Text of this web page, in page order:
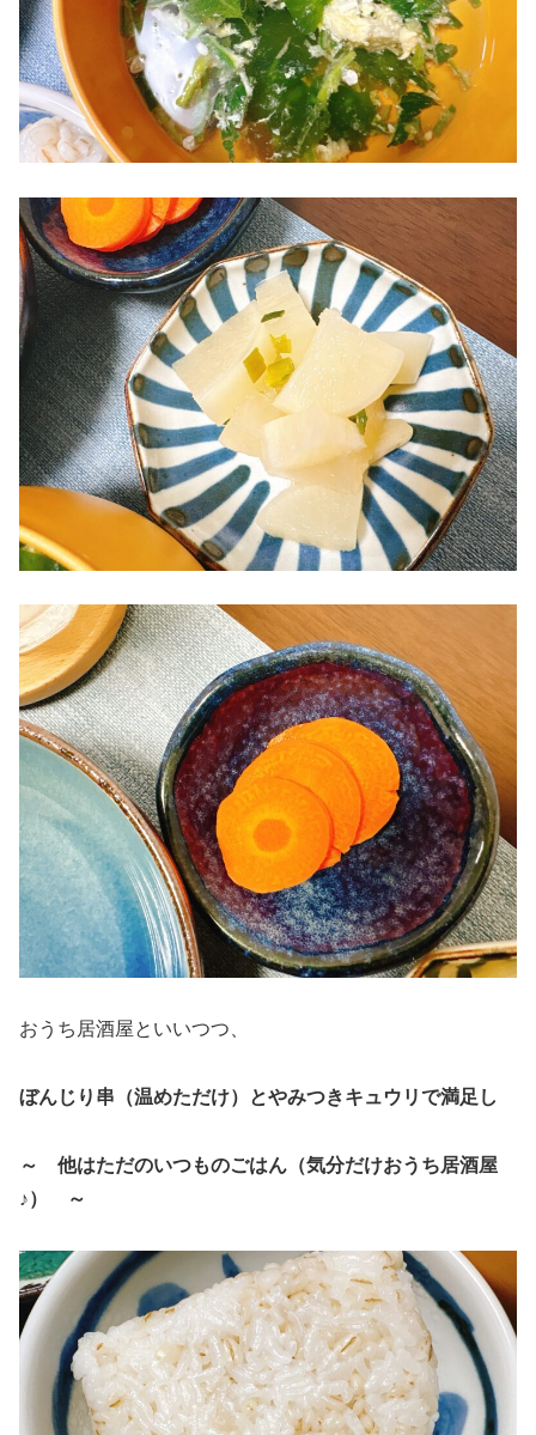
おうち居酒屋といいつつ、
ぼんじり串（温めただけ）とやみつきキュウリで満足し
～ 他はただのいつものごはん（気分だけおうち居酒屋
♪） ～